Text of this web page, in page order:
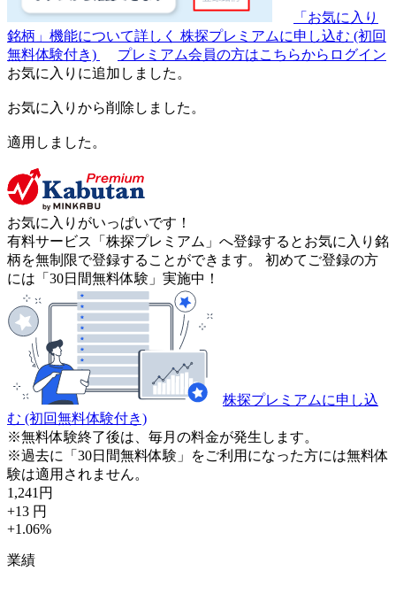
「お気に入り
銘柄」機能について詳しく 株探プレミアムに申し込む (初回
無料体験付き)
プレミアム会員の方はこちらからログイン
お気に入りに追加しました。
お気に入りから削除しました。
適用しました。
お気に入りがいっぱいです！
有料サービス「株探プレミアム」へ登録するとお気に入り銘
柄を無制限で登録することができます。 初めてご登録の方
には「30日間無料体験」実施中！
株探プレミアムに申し込
む (初回無料体験付き)
※無料体験終了後は、毎月の料金が発生します。
※過去に「30日間無料体験」をご利用になった方には無料体
験は適用されません。
1,241 円
+13 円
+1.06%
業績